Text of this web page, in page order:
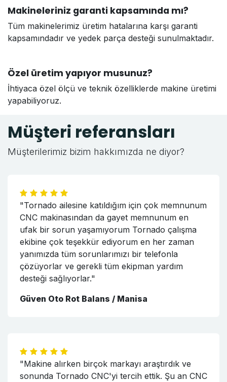
Makineleriniz garanti kapsamında mı?
Tüm makinelerimiz üretim hatalarına karşı garanti
kapsamındadır ve yedek parça desteği sunulmaktadır.
Özel üretim yapıyor musunuz?
İhtiyaca özel ölçü ve teknik özelliklerde makine üretimi
yapabiliyoruz.
Müşteri referansları
Müşterilerimiz bizim hakkımızda ne diyor?
"Tornado ailesine katıldığım için çok memnunum
CNC makinasından da gayet memnunum en
ufak bir sorun yaşamıyorum Tornado çalışma
ekibine çok teşekkür ediyorum en her zaman
yanımızda tüm sorunlarımızı bir telefonla
çözüyorlar ve gerekli tüm ekipman yardım
desteği sağlıyorlar."
Güven Oto Rot Balans / Manisa
"Makine alırken birçok markayı araştırdık ve
sonunda Tornado CNC'yi tercih ettik. Şu an CNC